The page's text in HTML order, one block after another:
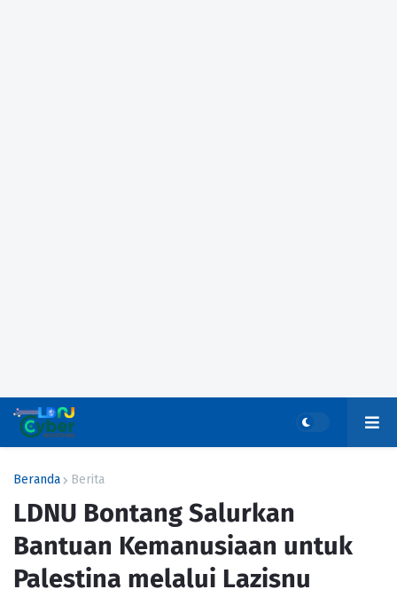
Beranda Berita
LDNU Bontang Salurkan
Bantuan Kemanusiaan untuk
Palestina melalui Lazisnu